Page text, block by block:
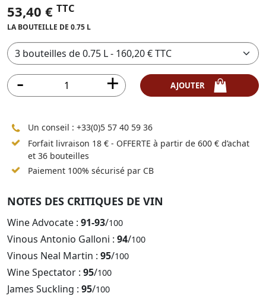
53,40 € TTC
LA BOUTEILLE DE 0.75 L
Un conseil : +33(0)5 57 40 59 36
Forfait livraison 18 € - OFFERTE à partir de 600 € d’achat
et 36 bouteilles
Paiement 100% sécurisé par CB
NOTES DES CRITIQUES DE VIN
Wine Advocate : 91-93/100
Vinous Antonio Galloni : 94/100
Vinous Neal Martin : 95/100
Wine Spectator : 95/100
James Suckling : 95/100